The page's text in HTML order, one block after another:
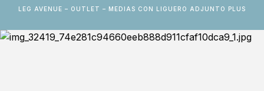
LEG AVENUE – OUTLET – MEDIAS CON LIGUERO ADJUNTO PLUS